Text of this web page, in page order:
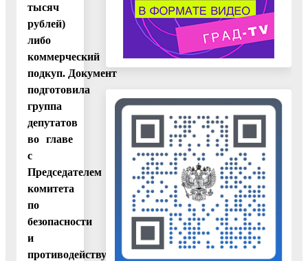
тысяч
рублей)
либо
коммерческий
подкуп. Документ
подготовила
группа
депутатов
во главе
с
Председателем
комитета
по
безопасности
и
противодействую